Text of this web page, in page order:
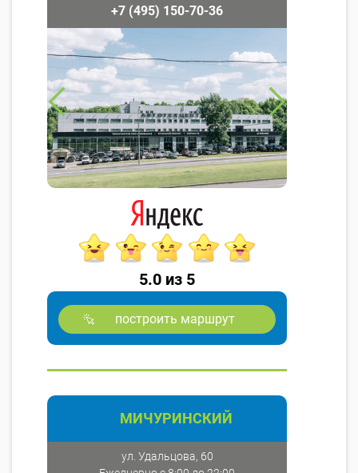
+7 (495) 150-70-36
5.0 из 5
построить маршрут
МИЧУРИНСКИЙ
ул. Удальцова, 60